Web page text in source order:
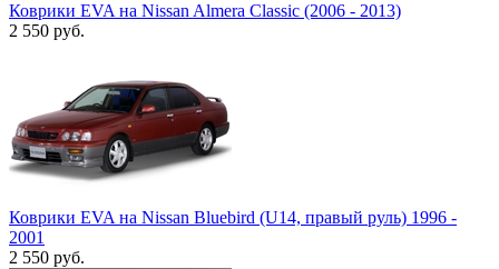
Коврики EVA на Nissan Almera Classic (2006 - 2013)
2 550 руб.
Коврики EVA на Nissan Bluebird (U14, правый руль) 1996 -
2001
2 550 руб.